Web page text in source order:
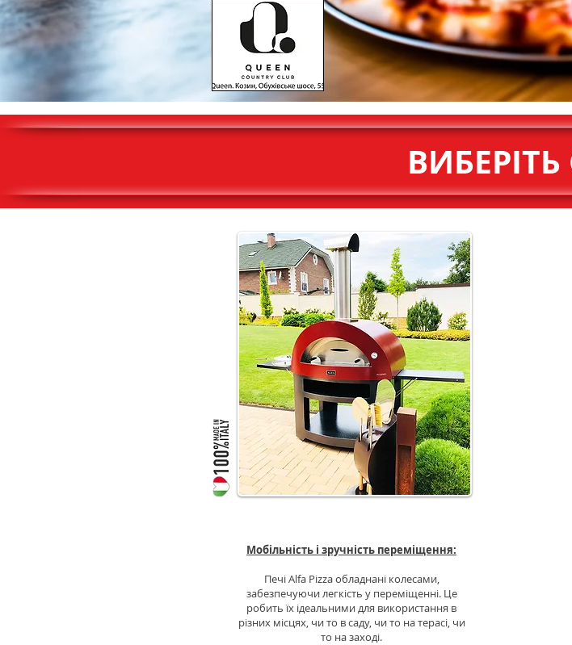
Мобільність і зручність переміщення:
Печі Alfa Pizza обладнані колесами,
забезпечуючи легкість у переміщенні. Це
робить їх ідеальними для використання в
різних місцях, чи то в саду, чи то на терасі, чи
то на заході.